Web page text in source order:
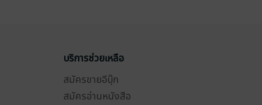
บริการช่วยเหลือ
สมัครขายอีบุ๊ก
สมัครอ่านหนังสือ